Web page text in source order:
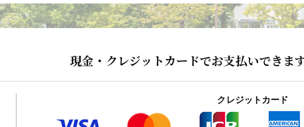
現金・クレジットカードでお支払いできま
クレジットカード